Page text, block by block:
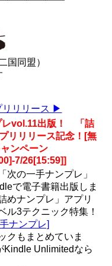
国同盟）
リリリース ▶︎
レvol.11出版！ 「詰
リリリース記念！[無
ンペーン
7/26[15:59]]
次の一手ナンプレ」
で電子書籍出版しま
めナンプレ」アプリ
ル3テクニック特集！
ナンプレ]
クもまとめていま
Kindle Unlimitedなら